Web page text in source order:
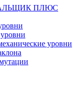
ПЛЮС
уровни